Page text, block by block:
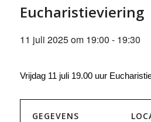
Eucharistieviering
11 juli 2025 om 19:00 - 19:30
Vrijdag 11 juli 19.00 uur
GEGEVENS